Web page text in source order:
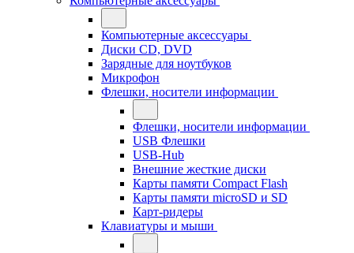
Компьютерные аксессуары
Диски CD, DVD
Зарядные для ноутбуков
Микрофон
Флешки, носители информации
Флешки, носители информации
USB Флешки
USB-Hub
Внешние жесткие диски
Карты памяти Compact Flash
Карты памяти microSD и SD
Карт-ридеры
Клавиатуры и мыши